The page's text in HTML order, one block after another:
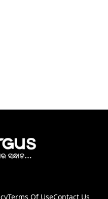
Terms Of UseContact Us